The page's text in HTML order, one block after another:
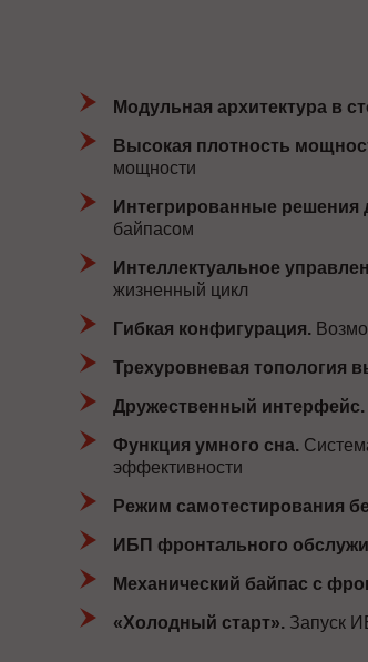
Модульная архитектура в
Высокая плотность
мощности
Интегрированные решения
байпасом
Интеллектуальное
жизненный цикл
Гибкая конфигурация.
Трехуровневая топология
Дружественный интерфейс.
Функция умного сна.
эффективности
Режим самотестирования
ИБП фронтального
Механический байпас с
«Холодный старт». Запуск